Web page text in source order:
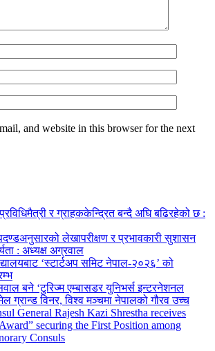
and website in this browser for the next
र ग्राहककेन्द्रित बन्दै अघि बढिरहेको छ :
लेखापरीक्षण र प्रभावकारी सुशासन
: अध्यक्ष अग्रवाल
‘स्टार्टअप समिट नेपाल-२०२६’ को
बने ‘टुरिज्म एम्बासडर युनिभर्स इन्टरनेशनल
ग्रान्ड विनर, विश्व मञ्चमा नेपालको गौरव उच्च
General Rajesh Kazi Shrestha receives
securing the First Position among
Consuls